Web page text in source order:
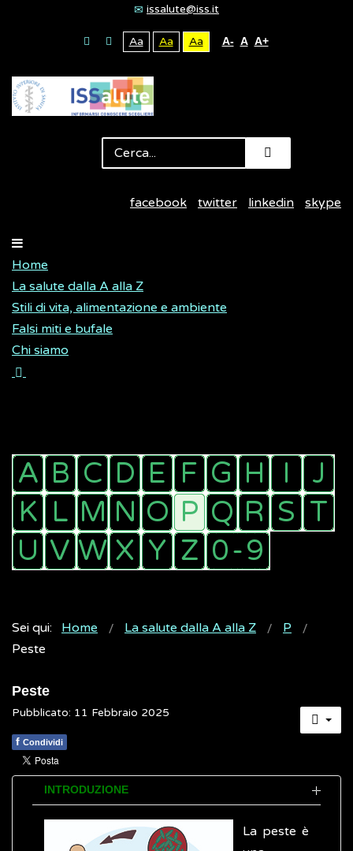
issalute@iss.it
Aa Aa Aa A- A A+
facebook twitter linkedin skype
Home
La salute dalla A alla Z
Stili di vita, alimentazione e ambiente
Falsi miti e bufale
Chi siamo
Sei qui: Home La salute dalla A alla Z
P
Peste
Peste
Pubblicato: 11 Febbraio 2025
f Condividi
INTRODUZIONE
La peste è